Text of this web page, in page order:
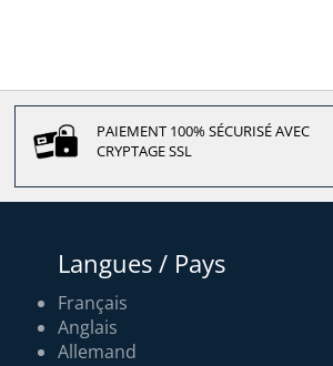
PAIEMENT 100% SÉCURISÉ AVEC
CRYPTAGE SSL
Langues / Pays
Français
Anglais
Allemand